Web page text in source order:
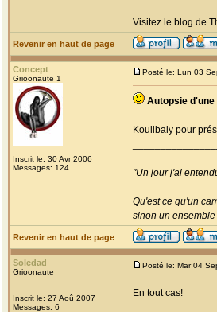
Visitez le blog de
Revenir en haut de page
Concept
Grioonaute 1
Inscrit le: 30 Avr 2006
Messages: 124
Posté le: Lun 03
Autopsie
Koulibaly pour
"Un jour j'ai
Qu'est ce qu'un
sinon un
Revenir en haut de page
Soledad
Grioonaute
Inscrit le: 27 Aoû 2007
Messages: 6
Posté le: Mar 04
En tout cas!